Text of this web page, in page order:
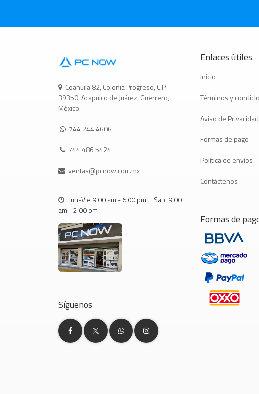
Coahuila 82, Colonia Progreso, C.P.
39350, Acapulco de Juárez, Guerrero,
México.
744 244 4606
744 486 5424
ventas@pcnow.com.mx
Lun-Vie 9:00 am - 6:00 pm | Sab: 9:00
am - 2:00 pm
Síguenos
Enlaces útiles
Inicio
Términos y
Aviso de Privacidad
Formas de pago
Política de envíos
Contáctenos
Formas de